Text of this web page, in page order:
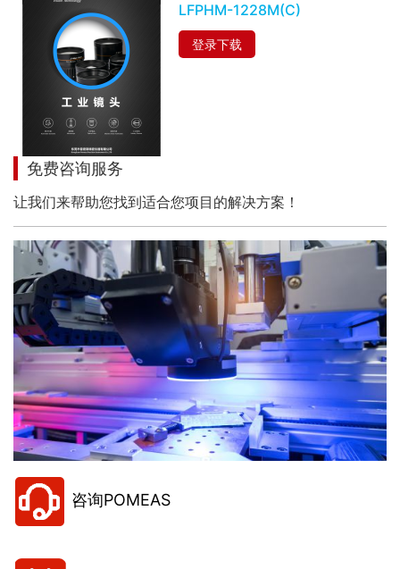
LFPHM-1228M(C)
登录下载
免费咨询服务
让我们来帮助您找到适合您项目的解决方案！
咨询POMEAS